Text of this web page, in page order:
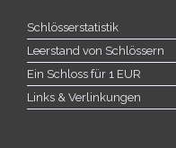
Schlösserstatistik
Leerstand von Schlössern
Ein Schloss für 1 EUR
Links & Verlinkungen